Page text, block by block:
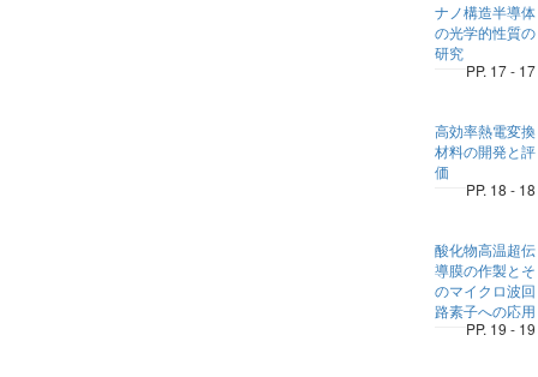
ナノ構造半導体
の光学的性質の
研究
PP. 17 - 17
高効率熱電変換
材料の開発と評
価
PP. 18 - 18
酸化物高温超伝
導膜の作製とそ
のマイクロ波回
路素子への応用
PP. 19 - 19